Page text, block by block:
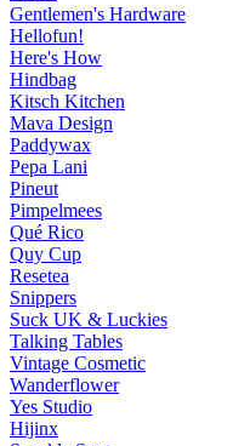
Gentlemen's Hardware
Hellofun!
Here's How
Hindbag
Kitsch Kitchen
Mava Design
Paddywax
Pepa Lani
Pineut
Pimpelmees
Qué Rico
Quy Cup
Resetea
Snippers
Suck UK & Luckies
Talking Tables
Vintage Cosmetic
Wanderflower
Yes Studio
Hijinx